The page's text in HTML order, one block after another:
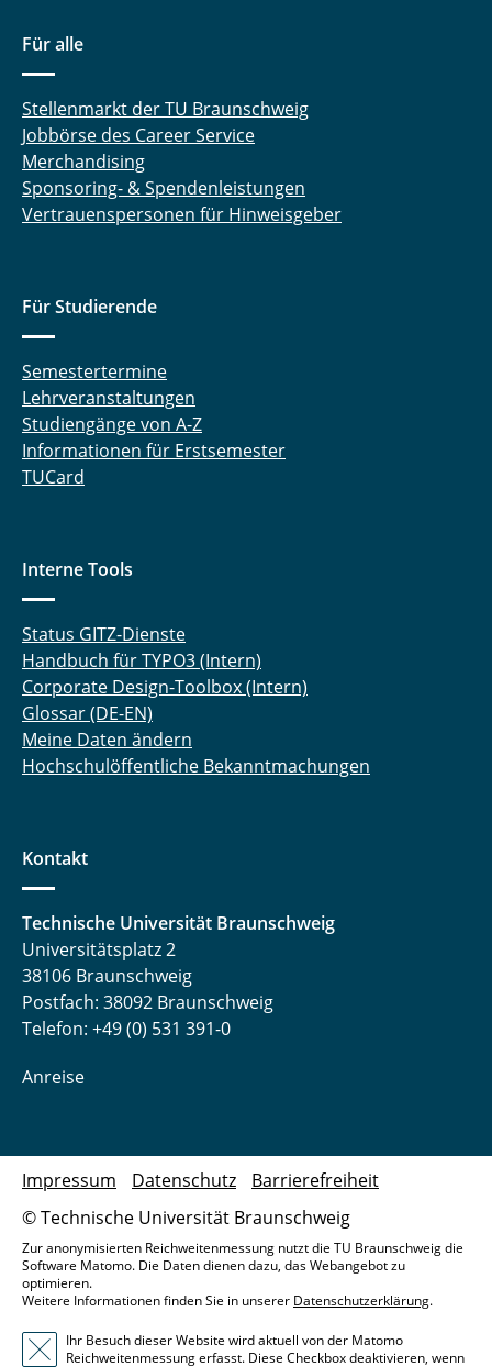
Für alle
Stellenmarkt der TU Braunschweig
Jobbörse des Career Service
Merchandising
Sponsoring- & Spendenleistungen
Vertrauenspersonen für Hinweisgeber
Für Studierende
Semestertermine
Lehrveranstaltungen
Studiengänge von A-Z
Informationen für Erstsemester
TUCard
Interne Tools
Status GITZ-Dienste
Handbuch für TYPO3 (Intern)
Corporate Design-Toolbox (Intern)
Glossar (DE-EN)
Meine Daten ändern
Hochschulöffentliche Bekanntmachungen
Kontakt
Technische Universität Braunschweig
Universitätsplatz 2
38106 Braunschweig
Postfach: 38092 Braunschweig
Telefon: +49 (0) 531 391-0
Anreise
© Technische Universität Braunschweig
Impressum Datenschutz Barrierefreiheit
Zur anonymisierten Reichweitenmessung nutzt die TU Braunschweig die
Software Matomo. Die Daten dienen dazu, das Webangebot zu
optimieren.
Weitere Informationen finden Sie in unserer Datenschutzerklärung.
Ihr Besuch dieser Website wird aktuell von der Matomo
Reichweitenmessung erfasst. Diese Checkbox deaktivieren, wenn